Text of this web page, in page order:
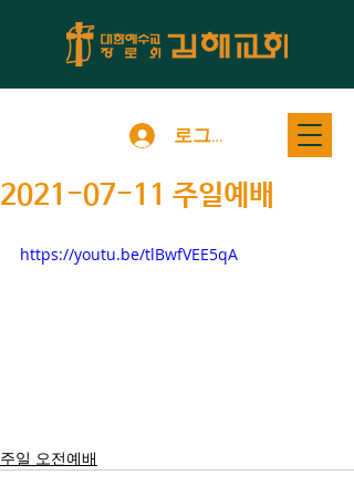
로그인
2021-07-11 주일예배
https://youtu.be/tlBwfVEE5qA
주일 오전예배